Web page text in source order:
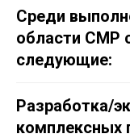
Cреди
области СМР
следующие:
Разработка/
комплексных